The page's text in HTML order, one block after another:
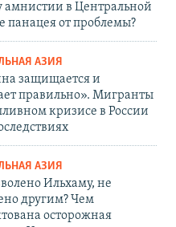
амнистии в Центральной
панацея от проблемы?
АЗИЯ
защищается и
правильно». Мигранты
кризисе в России
АЗИЯ
Ильхаму, не
другим? Чем
осторожная